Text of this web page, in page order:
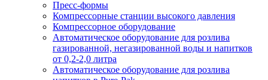
Пресс-формы
Компрессорные станции высокого давления
Компрессорное оборудование
Автоматическое оборудование для розлива
газированной, негазированной воды и напитков
от 0,2-2,0 литра
Автоматическое оборудование для розлива